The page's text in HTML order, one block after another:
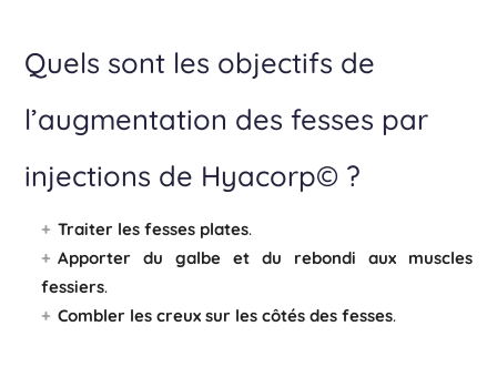
Quels sont les objectifs de
l’augmentation des fesses par
injections de Hyacorp© ?
Traiter les fesses plates.
Apporter du galbe et du rebondi aux muscles
fessiers.
Combler les creux sur les côtés des fesses.